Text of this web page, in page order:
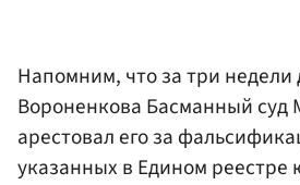
Напомним, что за три недели
Вороненкова Басманный суд
арестовал его за
указанных в Едином реестре